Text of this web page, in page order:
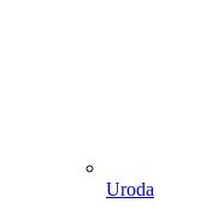
Uroda